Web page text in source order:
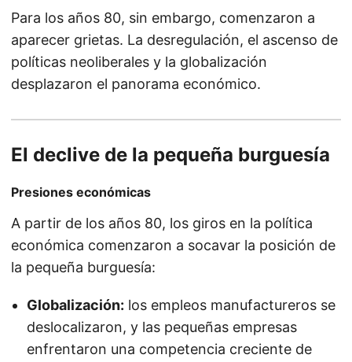
Para los años 80, sin embargo, comenzaron a
aparecer grietas. La desregulación, el ascenso de
políticas neoliberales y la globalización
desplazaron el panorama económico.
El declive de la pequeña burguesía
Presiones económicas
A partir de los años 80, los giros en la política
económica comenzaron a socavar la posición de
la pequeña burguesía:
Globalización: los empleos manufactureros se
deslocalizaron, y las pequeñas empresas
enfrentaron una competencia creciente de